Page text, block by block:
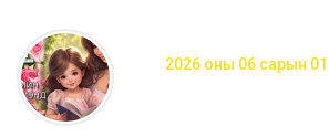
2026 оны 06 сарын 01